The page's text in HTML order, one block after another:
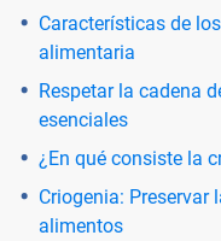
Características de
alimentaria
Respetar la cadena
esenciales
¿En qué consiste la
Criogenia: Preservar
alimentos